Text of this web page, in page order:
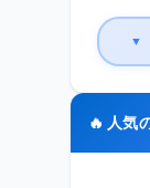
▼
🔥 人気